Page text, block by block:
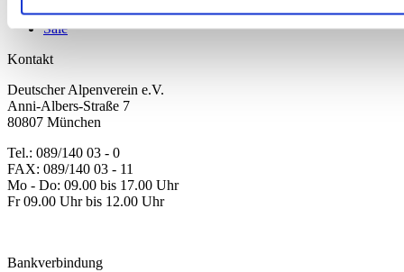
Neu
Sale
Kontakt
Deutscher Alpenverein e.V.
Anni-Albers-Straße 7
80807 München
Tel.: 089/140 03 - 0
FAX: 089/140 03 - 11
Mo - Do: 09.00 bis 17.00 Uhr
Fr 09.00 Uhr bis 12.00 Uhr
Bankverbindung